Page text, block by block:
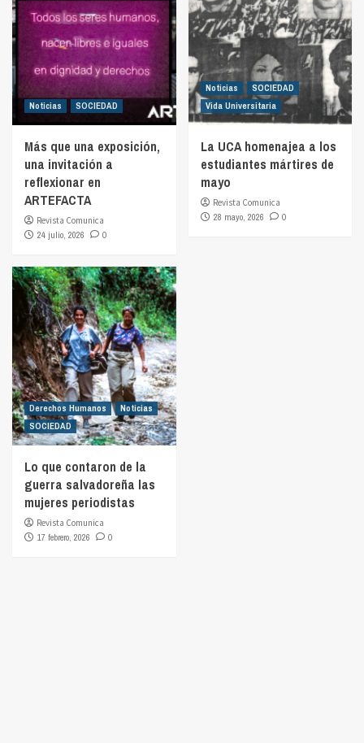
Noticias SOCIEDAD
Más que una exposición,
una invitación a
reflexionar en
ARTEFACTA
Revista Comunica
24 julio, 2026
0
Noticias
SOCIEDAD
Vida Universitaria
La UCA homenajea a los
estudiantes mártires de
mayo
Revista Comunica
28 mayo, 2026
0
Derechos Humanos
Noticias
SOCIEDAD
Lo que contaron de la
guerra salvadoreña las
mujeres periodistas
Revista Comunica
17 febrero, 2026
0